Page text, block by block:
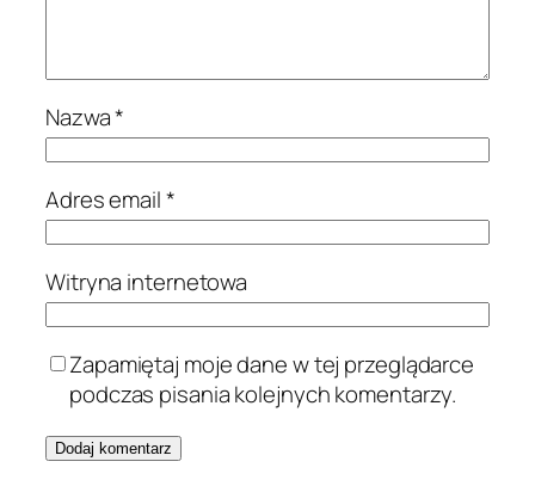
Nazwa*
Adres email*
Witryna internetowa
Zapamiętaj moje dane w tej przeglądarce
podczas pisania kolejnych komentarzy.